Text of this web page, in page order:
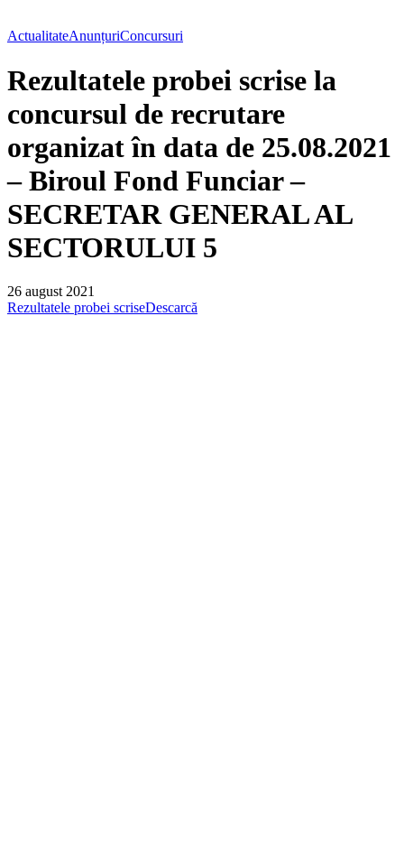
ActualitateAnunțuriConcursuri
Rezultatele probei scrise la
concursul de recrutare
organizat în data de 25.08.2021
– Biroul Fond Funciar –
SECRETAR GENERAL AL
SECTORULUI 5
26 august 2021
Rezultatele probei scriseDescarcă